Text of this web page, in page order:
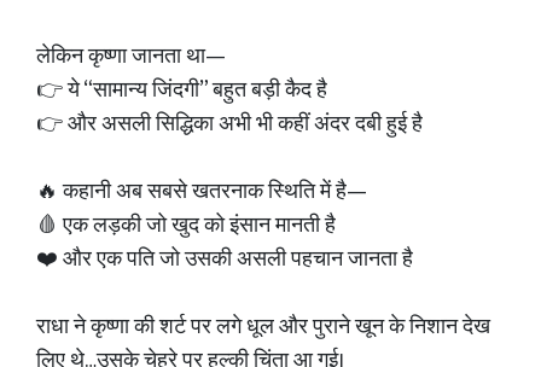
लेकिन कृष्णा जानता था—
👉 ये “सामान्य जिंदगी” बहुत बड़ी कैद है
👉 और असली सिद्धिका अभी भी कहीं अंदर दबी हुई है
🔥 कहानी अब सबसे खतरनाक स्थिति में है—
🩸 एक लड़की जो खुद को इंसान मानती है
❤️ और एक पति जो उसकी असली पहचान जानता है
राधा ने कृष्णा की शर्ट पर लगे धूल और पुराने खून के निशान देख